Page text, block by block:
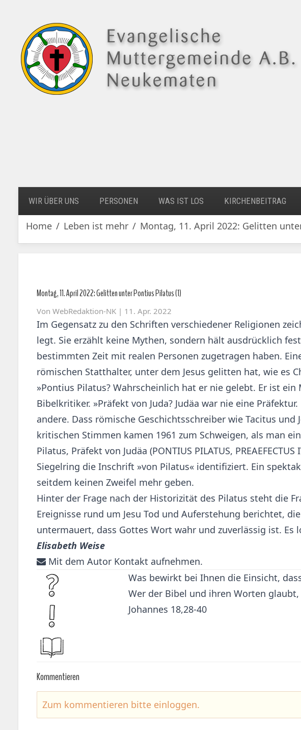
WIR ÜBER UNS PERSONEN WAS IST LOS KIRCHENBEITRAG
Home Leben ist mehr Montag, 11. April 2022: Gelitten
Montag, 11. April 2022: Gelitten unter Pontius Pilatus (1)
Von WebRedaktion-NK | 11. Apr. 2022
Im Gegensatz zu den Schriften verschiedener Religionen
legt. Sie erzählt keine Mythen, sondern hält ausdrücklich
bestimmten Zeit mit realen Personen zugetragen haben.
römischen Statthalter, unter dem Jesus gelitten hat, wie es
»Pontius Pilatus? Wahrscheinlich hat er nie gelebt. Er ist
Bibelkritiker. »Präfekt von Juda? Judäa war nie eine
andere. Dass römische Geschichtsschreiber wie Tacitus
kritischen Stimmen kamen 1961 zum Schweigen, als man
Pilatus, Präfekt von Judäa (PONTIUS PILATUS,
Siegelring die Inschrift »von Pilatus« identifiziert. Ein
seitdem keinen Zweifel mehr geben.
Hinter der Frage nach der Historizität des Pilatus steht die
Ereignisse rund um Jesu Tod und Auferstehung berichtet,
untermauert, dass Gottes Wort wahr und zuverlässig ist.
Elisabeth Weise
Mit dem Autor Kontakt aufnehmen.
Was bewirkt bei Ihnen die Einsicht,
Wer der Bibel und ihren Worten
Johannes 18,28-40
Kommentieren
Zum kommentieren bitte einloggen.